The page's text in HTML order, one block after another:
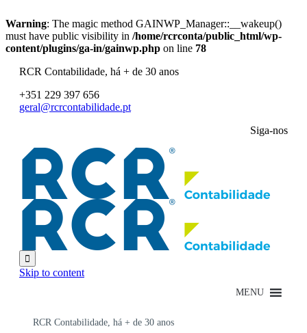
Warning: The magic method GAINWP_Manager::__wakeup()
must have public visibility in /home/rcrconta/public_html/wp-
content/plugins/ga-in/gainwp.php on line 78
RCR Contabilidade, há + de 30 anos
+351 229 397 656
geral@rcrcontabilidade.pt
Siga-nos

Skip to content
MENU
RCR Contabilidade, há + de 30 anos